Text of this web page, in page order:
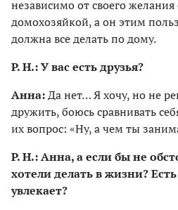
независимо от своего желания
домохозяйкой, а он этим
должна все делать по дому.
Р. Н.: У вас есть друзья?
Анна:Да нет… Я хочу, но не
дружить, боюсь сравнивать
их вопрос: «Ну, а чем ты
Р. Н.: Анна, а если бы не
хотели делать в жизни?
увлекает?